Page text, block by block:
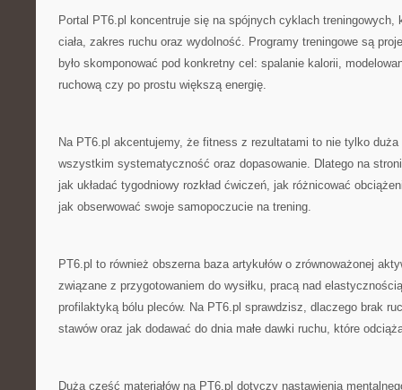
Portal PT6.pl koncentruje się na spójnych cyklach treningowych,
ciała, zakres ruchu oraz wydolność. Programy treningowe są
było skomponować pod konkretny cel: spalanie kalorii,
ruchową czy po prostu większą energię.
Na PT6.pl akcentujemy, że fitness z rezultatami to nie tylko
wszystkim systematyczność oraz dopasowanie. Dlatego na
jak układać tygodniowy rozkład ćwiczeń, jak różnicować
jak obserwować swoje samopoczucie na trening.
PT6.pl to również obszerna baza artykułów o zrównoważonej
związane z przygotowaniem do wysiłku, pracą nad
profilaktyką bólu pleców. Na PT6.pl sprawdzisz, dlaczego brak
stawów oraz jak dodawać do dnia małe dawki ruchu, które
Duża część materiałów na PT6.pl dotyczy nastawienia